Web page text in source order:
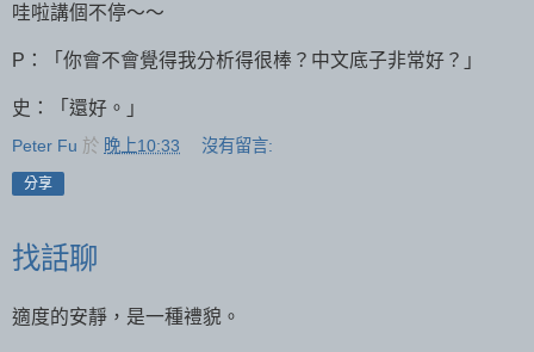
哇啦講個不停～～
P：「你會不會覺得我分析得很棒？中文底子非常好？」
史：「還好。」
Peter Fu 於 晚上10:33 沒有留言:
分享
找話聊
適度的安靜，是一種禮貌。